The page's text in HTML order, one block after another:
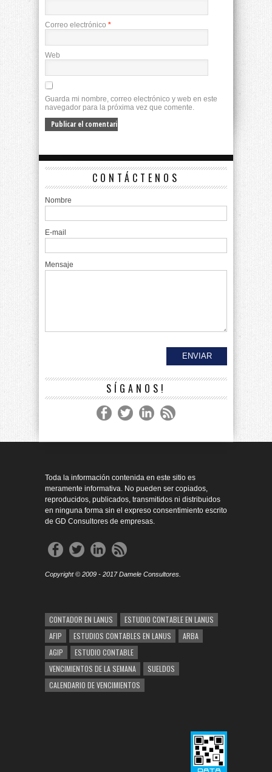
Correo electrónico *
Web
Guarda mi nombre, correo electrónico y web en este
navegador para la próxima vez que comente.
CONTÁCTENOS
Nombre
E-mail
Mensaje
SÍGANOS!
Toda la información contenida en este sitio es
meramente informativa. No pueden ser copiados,
reproducidos, publicados, transmitidos ni distribuidos
en ninguna forma sin el expreso consentimiento escrito
de GD Consultores de empresas.
Copyright © 2009 - 2017 Damele Consultores.
CONTADOR EN LANUS
ESTUDIO CONTABLE EN LANUS
AFIP
ESTUDIOS CONTABLES EN LANUS
ARBA
AGIP
ESTUDIO CONTABLE
VENCIMIENTOS DE LA SEMANA
SUELDOS
CALENDARIO DE VENCIMIENTOS